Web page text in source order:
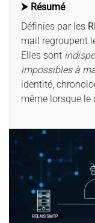
⮞ Résumé
Définies par les
mail regroupent
Elles sont
impossibles à
identité,
même lorsque le